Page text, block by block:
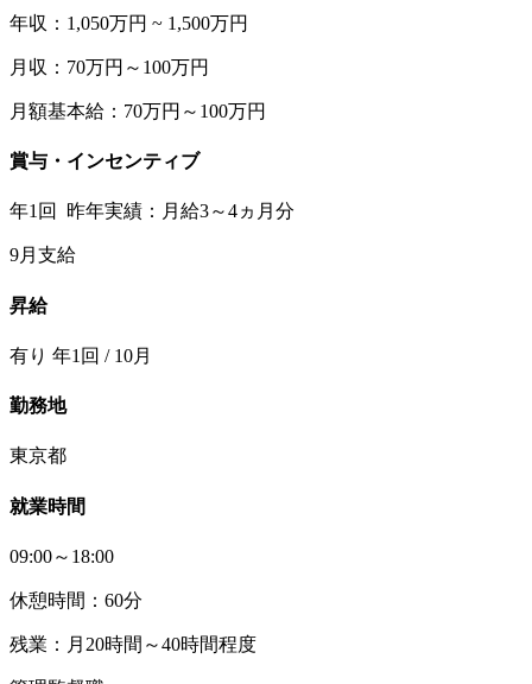
年収：1,050万円 ~ 1,500万円
月収：70万円～100万円
月額基本給：70万円～100万円
賞与・インセンティブ
年1回 昨年実績：月給3～4ヵ月分
9月支給
昇給
有り 年1回 / 10月
勤務地
東京都
就業時間
09:00～18:00
休憩時間：60分
残業：月20時間～40時間程度